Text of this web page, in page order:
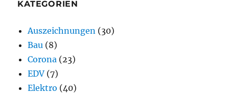
KATEGORIEN
Auszeichnungen (30)
Bau (8)
Corona (23)
EDV (7)
Elektro (40)